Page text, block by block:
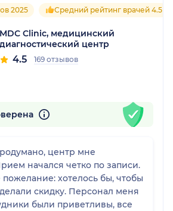
2025 Средний рейтинг врачей 4.5
MDC Clinic, медицинский
диагностический центр
4.5 169 отзывов
центр мне
начался четко по записи.
хотелось бы, чтобы
скидку. Персонал меня
были приветливы, все